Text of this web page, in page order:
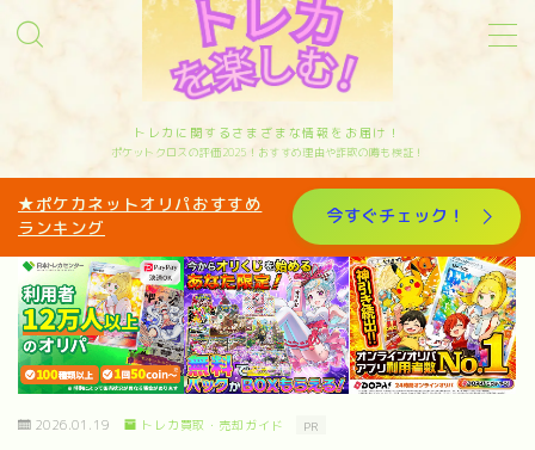
トレカに関するさまざまな情報をお届け！
サイトマップ
お問い合わせ
カテゴリー
オリパ歴10年トレカと歩んできたリアルな体験
を発信中｜管理人sakiのプロフィール
ポケットクロスの評価2025！おすすめ理由や詐欺の噂も検証！
★ポケカネットオリパおすすめ
ランキング
今すぐチェック！
2026.01.19 トレカ買取・売却ガイド PR